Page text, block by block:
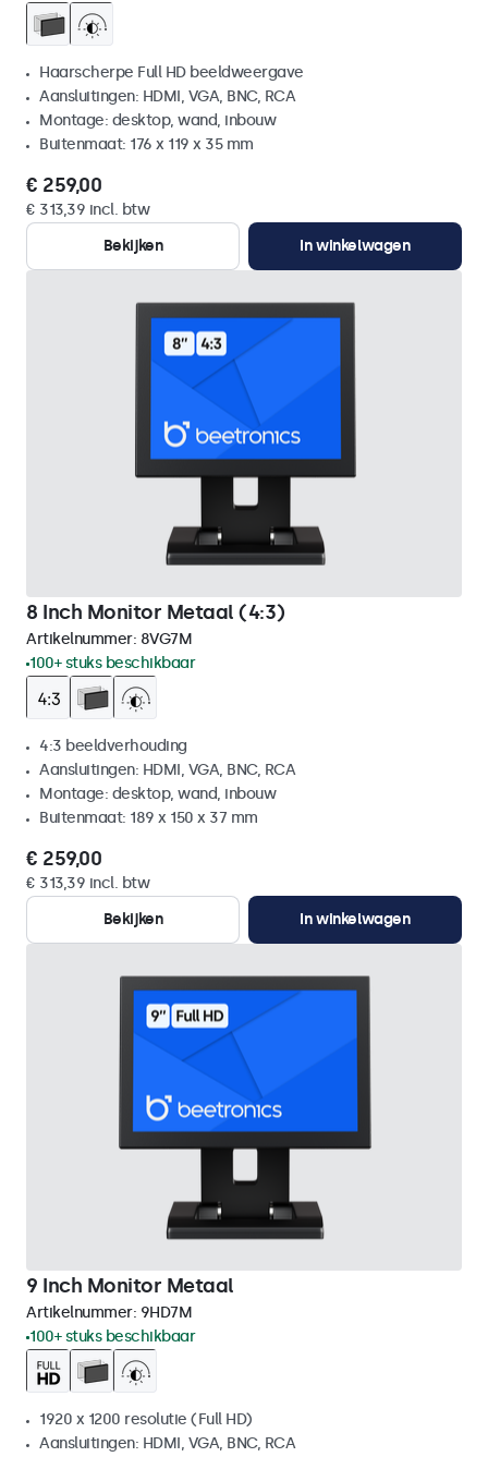
Haarscherpe Full HD beeldweergave
Aansluitingen: HDMI, VGA, BNC, RCA
Montage: desktop, wand, inbouw
Buitenmaat: 176 x 119 x 35 mm
€ 259,00
€ 313,39 incl. btw
Bekijken
In winkelwagen
8 Inch Monitor Metaal (4:3)
Artikelnummer: 8VG7M
100+ stuks beschikbaar
4:3 beeldverhouding
Aansluitingen: HDMI, VGA, BNC, RCA
Montage: desktop, wand, inbouw
Buitenmaat: 189 x 150 x 37 mm
€ 259,00
€ 313,39 incl. btw
Bekijken
In winkelwagen
9 Inch Monitor Metaal
Artikelnummer: 9HD7M
100+ stuks beschikbaar
1920 x 1200 resolutie (Full HD)
Aansluitingen: HDMI, VGA, BNC, RCA